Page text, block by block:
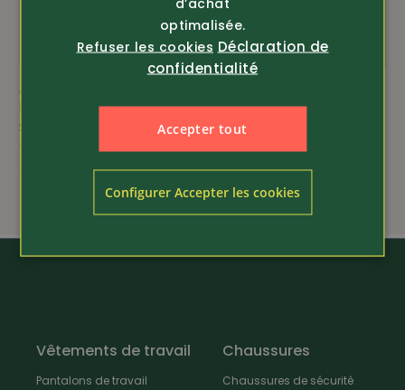
s’adapte à la température du corps
propriétés antibactériennes naturelles
Article 19929
Sous-vêtements
thermiques
Alepenheat
Gilet chauffant AJ4
239.-
Vêtements de travail
Pantalons de travail
Chaussures
Chaussures de sécurité
optimalisée.
Refuser les cookies Déclaration de
confidentialité
Accepter tout
Configurer Accepter les cookies